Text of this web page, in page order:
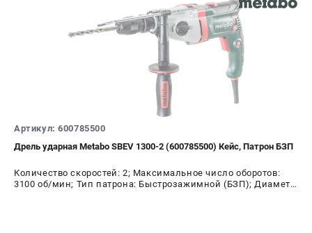
Артикул: 600785500
Дрель ударная Metabo SBEV 1300-2 (600785500) Кейс, Патрон БЗП
Количество скоростей: 2; Максимальное число оборотов:
3100 об/мин; Тип патрона: Быстрозажимной (БЗП); Диаметр